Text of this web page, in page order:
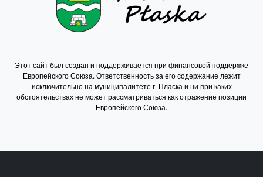
Этот сайт был создан и поддерживается при финансовой поддержке
Европейского Союза. Ответственность за его содержание лежит
исключительно на муниципалитете г. Пласка и ни при каких
обстоятельствах не может рассматриваться как отражение позиции
Европейского Союза.